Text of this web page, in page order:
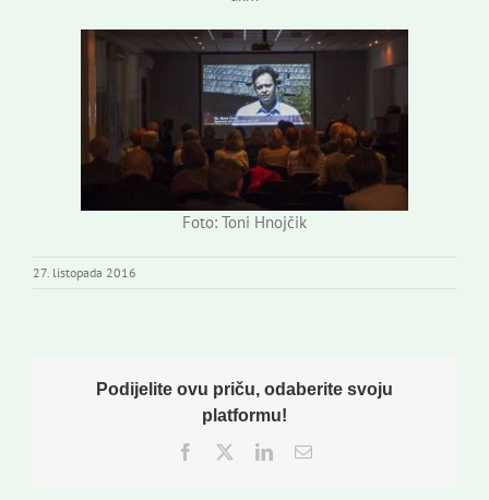
Foto: Toni Hnojčik
27. listopada 2016
Podijelite ovu priču, odaberite svoju
platformu!
Facebook
TwitterLinkedInEmail: